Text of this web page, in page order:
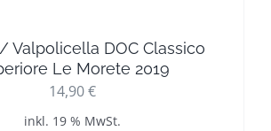
Valpolicella DOC Classico
Le Morete 2019
14,90€
inkl. 19 % MwSt.